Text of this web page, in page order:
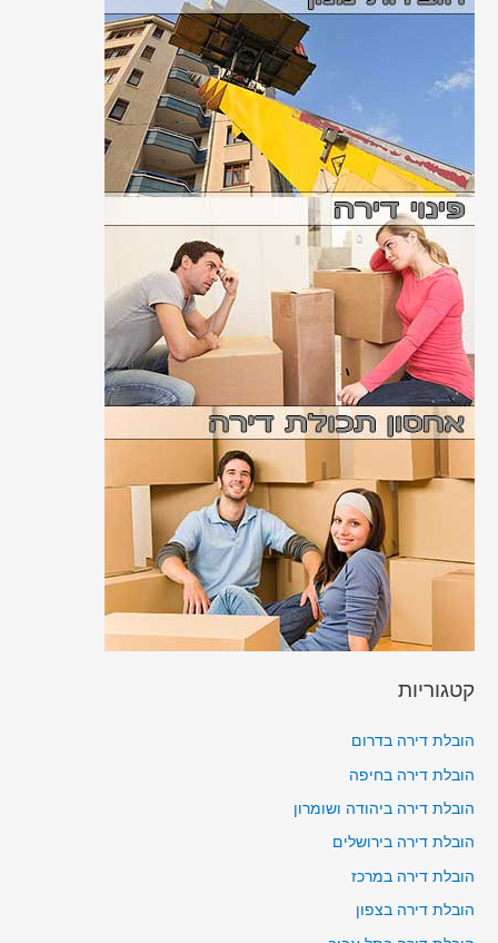
קטגוריות
הובלת דירה בדרום
הובלת דירה בחיפה
הובלת דירה ביהודה ושומרון
הובלת דירה בירושלים
הובלת דירה במרכז
הובלת דירה בצפון